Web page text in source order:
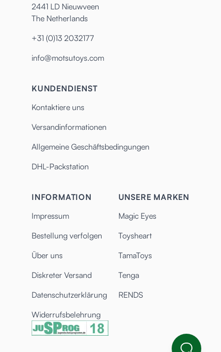
2441 LD Nieuwveen
The Netherlands
+31 (0)13 2032177
info@motsutoys.com
KUNDENDIENST
Kontaktiere uns
Versandinformationen
Allgemeine Geschäftsbedingungen
DHL-Packstation
INFORMATION
Impressum
Bestellung verfolgen
Über uns
Diskreter Versand
Datenschutzerklärung
Widerrufsbelehrung
UNSERE MARKEN
Magic Eyes
Toysheart
TamaToys
Tenga
RENDS